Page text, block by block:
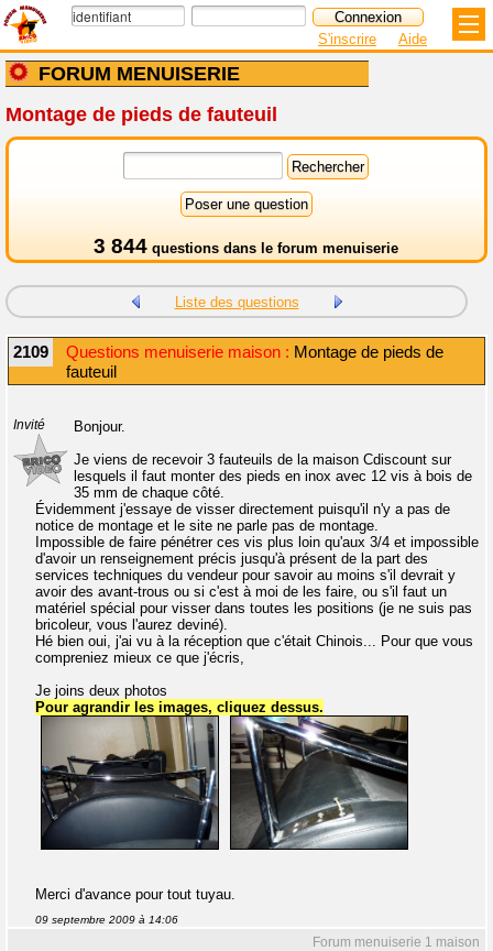
FORUM MENUISERIE
S'inscrire Aide
Montage de pieds de fauteuil
3 844 questions dans le forum menuiserie
Liste des questions
2109 Questions menuiserie maison : Montage de pieds de
fauteuil
Invité
Bonjour.
Je viens de recevoir 3 fauteuils de la maison Cdiscount sur
lesquels il faut monter des pieds en inox avec 12 vis à bois de
35 mm de chaque côté.
Évidemment j'essaye de visser directement puisqu'il n'y a pas de
notice de montage et le site ne parle pas de montage.
Impossible de faire pénétrer ces vis plus loin qu'aux 3/4 et impossible
d'avoir un renseignement précis jusqu'à présent de la part des
services techniques du vendeur pour savoir au moins s'il devrait y
avoir des avant-trous ou si c'est à moi de les faire, ou s'il faut un
matériel spécial pour visser dans toutes les positions (je ne suis pas
bricoleur, vous l'aurez deviné).
Hé bien oui, j'ai vu à la réception que c'était Chinois... Pour que vous
compreniez mieux ce que j'écris,
Je joins deux photos
Pour agrandir les images, cliquez dessus.
Merci d'avance pour tout tuyau.
09 septembre 2009 à 14:06
Forum menuiserie 1 maison